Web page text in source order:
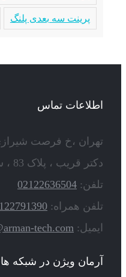
پرینت سه بعدی پلنگ
اطلاعات تماس
تهران ،خ فرصت
دکتر قریب ، پلاک 83 ، ساختمان 111
تلفن: 02122636504
تلفن همراه:
ایمیل: tech.com
آرمان ویژن در شبکه